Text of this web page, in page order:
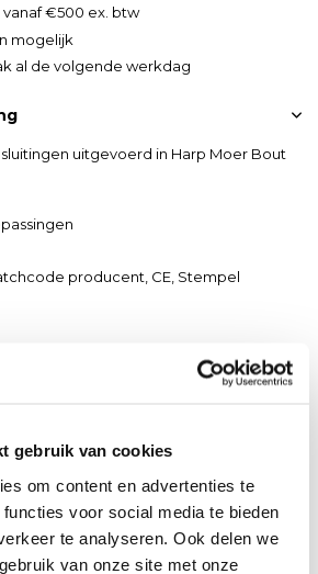
gebruik van cookies
om content en advertenties te
voor social media te bieden
te analyseren. Ook delen we
van onze site met onze
€500 ex. btw
mogelijk
al de volgende werkdag
uitgevoerd in Harp Moer Bout
producent, CE, Stempel
tot + 200 graden Celsius
SHG65